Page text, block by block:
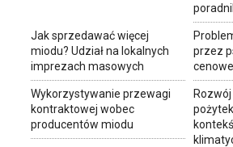
Jak sprzedawać więcej
miodu? Udział na lokalnych
imprezach masowych
przez
cenowe
Wykorzystywanie przewagi
kontraktowej wobec
producentów miodu